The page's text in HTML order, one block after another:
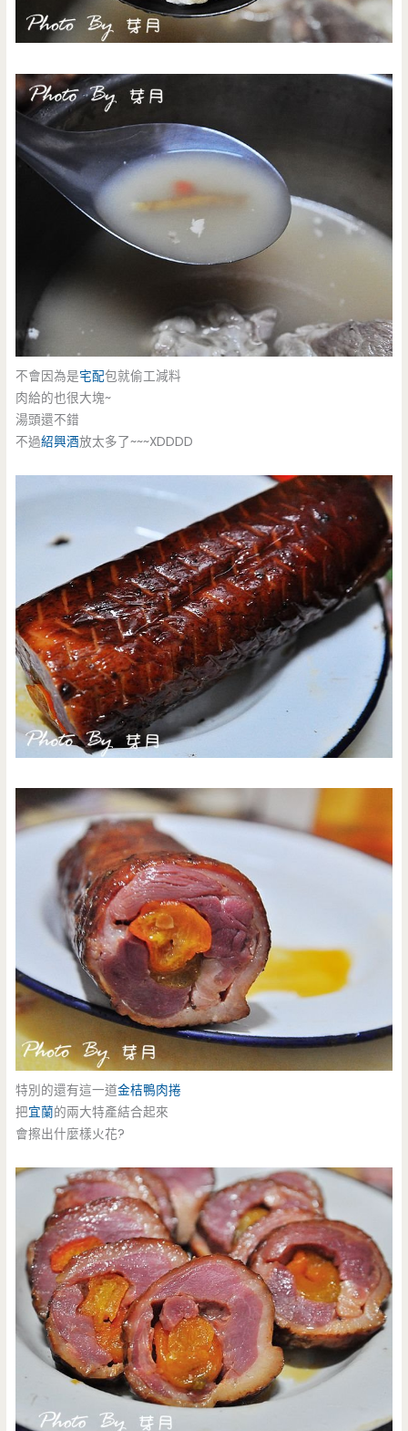
不會因為是宅配包就偷工減料
肉給的也很大塊~
湯頭還不錯
不過紹興酒放太多了~~~XDDDD
特別的還有這一道金桔鴨肉捲
把宜蘭的兩大特產結合起來
會擦出什麼樣火花?